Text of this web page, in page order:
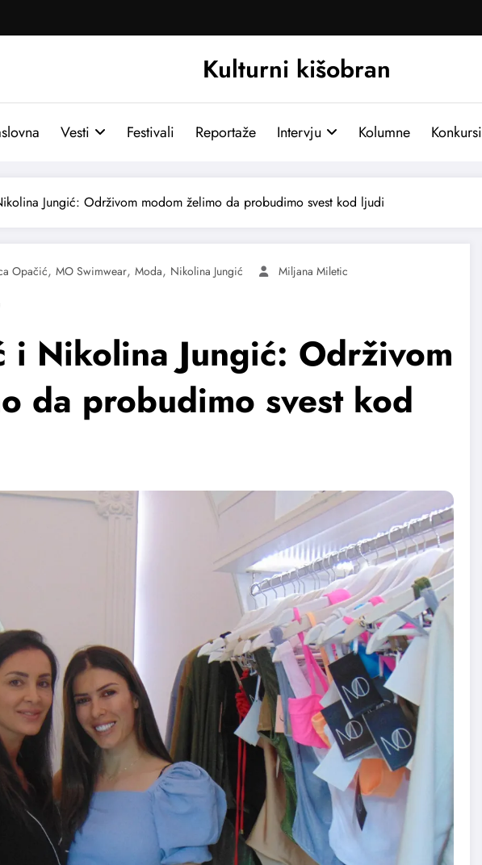
Kulturni kišobran
Vesti Festivali Reportaže Intervju Kolumne Konkursi
Jungić: Održivom modom želimo da probudimo svest kod ljudi
Opačić, MO Swimwear, Moda, Nikolina Jungić
Miljana Miletic
i Nikolina Jungić: Održivom
da probudimo svest kod